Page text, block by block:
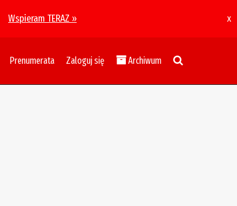
Wspieram TERAZ » x
Prenumerata Zaloguj się Archiwum